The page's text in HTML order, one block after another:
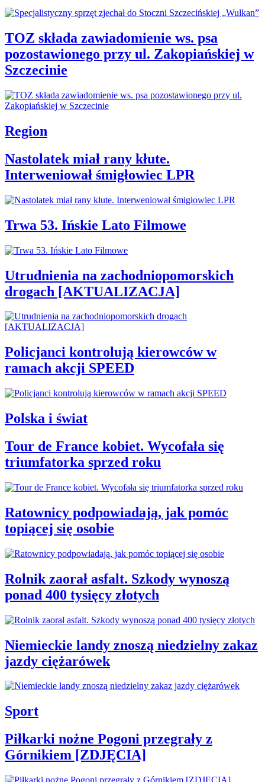
TOZ składa zawiadomienie ws. psa
pozostawionego przy ul. Zakopiańskiej w
Szczecinie
Region
Nastolatek miał rany kłute.
Interweniował śmigłowiec LPR
Trwa 53. Ińskie Lato Filmowe
Utrudnienia na zachodniopomorskich
drogach [AKTUALIZACJA]
Policjanci kontrolują kierowców w
ramach akcji SPEED
Polska i świat
Tour de France kobiet. Wycofała się
triumfatorka sprzed roku
Ratownicy podpowiadają, jak pomóc
topiącej się osobie
Rolnik zaorał asfalt. Szkody wynoszą
ponad 400 tysięcy złotych
Niemieckie landy znoszą niedzielny zakaz
jazdy ciężarówek
Sport
Piłkarki nożne Pogoni przegrały z
Górnikiem [ZDJĘCIA]